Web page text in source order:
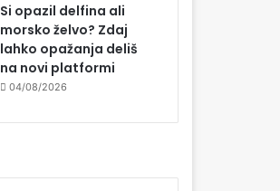
Si opazil delfina ali
morsko želvo? Zdaj
lahko opažanja deliš
na novi platformi
04/08/2026